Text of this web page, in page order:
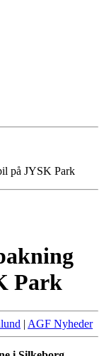
på JYSK Park
Park
| AGF Nyheder